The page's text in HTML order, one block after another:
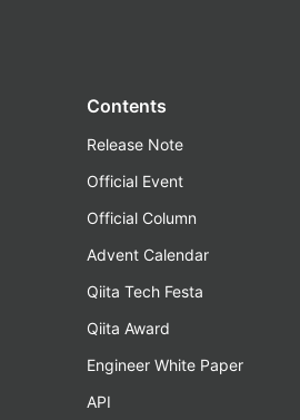
Contents
Release Note
Official Event
Official Column
Advent Calendar
Qiita Tech Festa
Qiita Award
Engineer White Paper
API